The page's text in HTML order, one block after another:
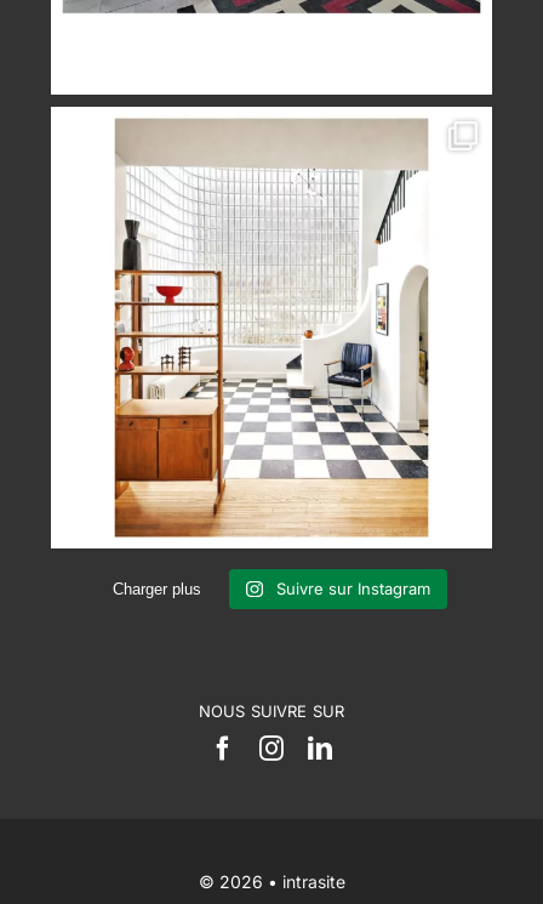
Charger plus Suivre sur Instagram
NOUS SUIVRE SUR
© 2026 • intrasite